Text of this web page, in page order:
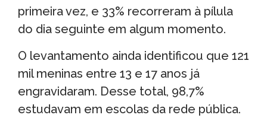
primeira vez, e 33% recorreram à pílula
do dia seguinte em algum momento.
O levantamento ainda identificou que 121
mil meninas entre 13 e 17 anos já
engravidaram. Desse total, 98,7%
estudavam em escolas da rede pública.